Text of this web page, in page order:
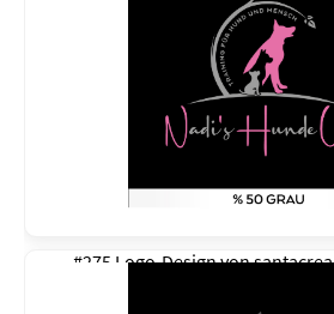
#275 Logo-Design vonsantacrea